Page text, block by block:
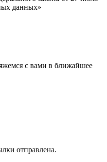
данных»
с вами в ближайшее
отправлена.